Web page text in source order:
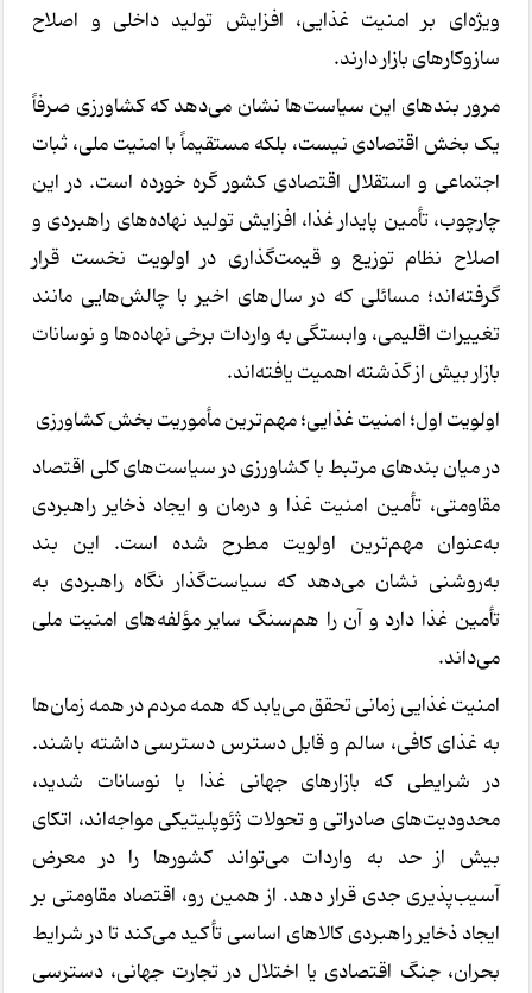
ویژه‌ای بر امنیت غذایی، افزایش تولید داخلی و اصلاح
سازوکارهای بازار دارند.
مرور بندهای این سیاست‌ها نشان می‌دهد که کشاورزی صرفاً
یک بخش اقتصادی نیست، بلکه مستقیماً با امنیت ملی، ثبات
اجتماعی و استقلال اقتصادی کشور گره خورده است. در این
چارچوب، تأمین پایدار غذا، افزایش تولید نهاده‌های راهبردی و
اصلاح نظام توزیع و قیمت‌گذاری در اولویت نخست قرار
گرفته‌اند؛ مسائلی که در سال‌های اخیر با چالش‌هایی مانند
تغییرات اقلیمی، وابستگی به واردات برخی نهاده‌ها و نوسانات
بازار بیش از گذشته اهمیت یافته‌اند.
اولویت اول؛ امنیت غذایی؛ مهم‌ترین مأموریت بخش کشاورزی
در میان بندهای مرتبط با کشاورزی در سیاست‌های کلی اقتصاد
مقاومتی، تأمین امنیت غذا و درمان و ایجاد ذخایر راهبردی
به‌عنوان مهم‌ترین اولویت مطرح شده است. این بند
به‌روشنی نشان می‌دهد که سیاست‌گذار نگاه راهبردی به
تأمین غذا دارد و آن را هم‌سنگ سایر مؤلفه‌های امنیت ملی
می‌داند.
امنیت غذایی زمانی تحقق می‌یابد که همه مردم در همه زمان‌ها
به غذای کافی، سالم و قابل دسترس دسترسی داشته باشند.
در شرایطی که بازارهای جهانی غذا با نوسانات شدید،
محدودیت‌های صادراتی و تحولات ژئوپلیتیکی مواجه‌اند، اتکای
بیش از حد به واردات می‌تواند کشورها را در معرض
آسیب‌پذیری جدی قرار دهد. از همین رو، اقتصاد مقاومتی بر
ایجاد ذخایر راهبردی کالاهای اساسی تأکید می‌کند تا در شرایط
بحران، جنگ اقتصادی یا اختلال در تجارت جهانی، دسترسی